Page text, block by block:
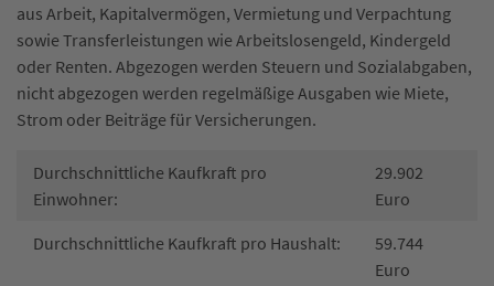
aus Arbeit, Kapitalvermögen, Vermietung und Verpachtung
sowie Transferleistungen wie Arbeitslosengeld, Kindergeld
oder Renten. Abgezogen werden Steuern und Sozialabgaben,
nicht abgezogen werden regelmäßige Ausgaben wie Miete,
Strom oder Beiträge für Versicherungen.
Durchschnittliche Kaufkraft pro
Einwohner:
29.902
Euro
Durchschnittliche Kaufkraft pro Haushalt:
59.744
Euro